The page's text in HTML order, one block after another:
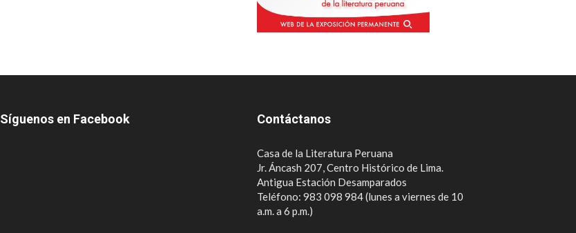
Síguenos en Facebook Contáctanos
Casa de la Literatura Peruana
Jr. Áncash 207, Centro Histórico de Lima.
Antigua Estación Desamparados
Teléfono: 983 098 984 (lunes a viernes de 10
a.m. a 6 p.m.)